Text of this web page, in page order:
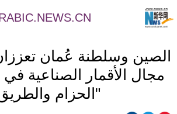
الصين وسلطنة عُمان
مجال الأقمار الصناعية في
"الحزام